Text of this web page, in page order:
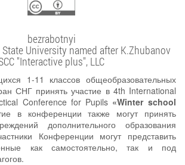
bezrabotnyi
University named after K.Zhubanov
"Interactive plus", LLC
1-11 классов общеобразовательных
СНГ принять участие в 4th International
Conference for Pupils «Winter school
в конференции также могут принять
дополнительного образования
Конференции могут представить
как самостоятельно, так и под